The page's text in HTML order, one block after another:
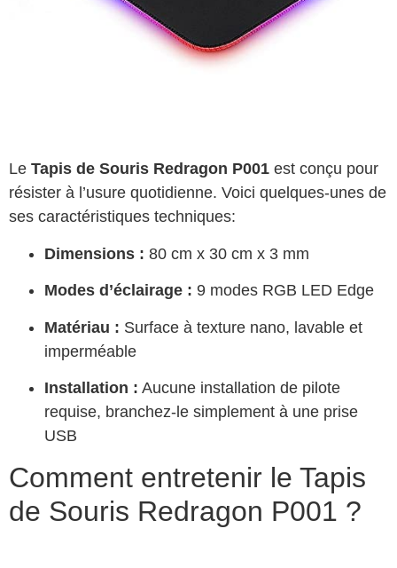
Le Tapis de Souris Redragon P001 est conçu pour
résister à l’usure quotidienne. Voici quelques-unes de
ses caractéristiques techniques:
Dimensions : 80 cm x 30 cm x 3 mm
Modes d’éclairage : 9 modes RGB LED Edge
Matériau : Surface à texture nano, lavable et
imperméable
Installation : Aucune installation de pilote
requise, branchez-le simplement à une prise
USB
Comment entretenir le Tapis
de Souris Redragon P001 ?